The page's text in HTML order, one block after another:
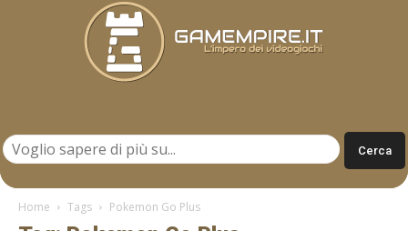
Home Tags Pokemon Go Plus